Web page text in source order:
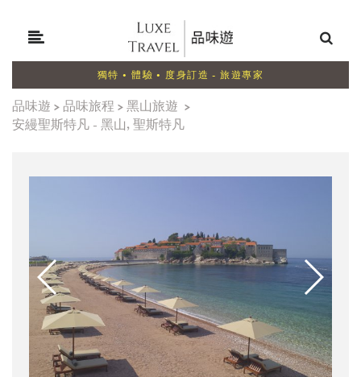
獨特 • 體驗 • 度身訂造 - 旅遊專家
品味遊 > 品味旅程 >黑山旅遊 >
安縵聖斯特凡 - 黑山, 聖斯特凡